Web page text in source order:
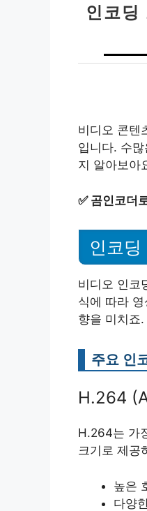
인코
비디오 콘텐
입니다. 수
지 알아보아
✅ 곰인코더
인코딩
비디오 인코
식에 따라
향을 미치죠.
주요 인
H.264
H.264는 가
크기로 제공
높은
다양